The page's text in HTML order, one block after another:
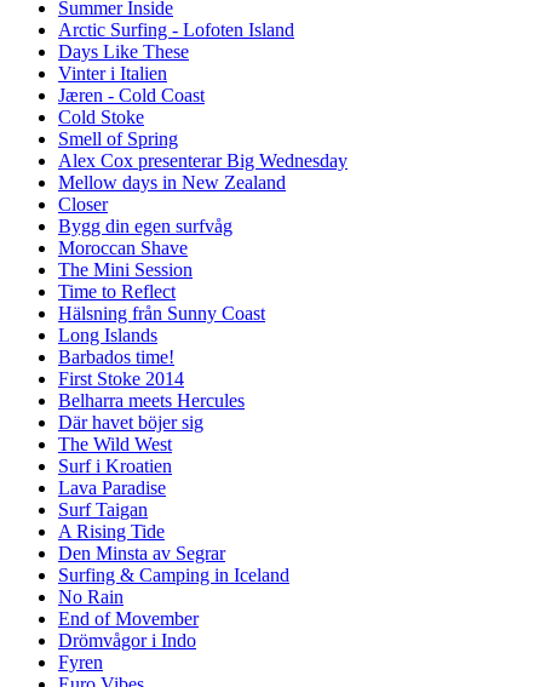
Summer Inside
Arctic Surfing - Lofoten Island
Days Like These
Vinter i Italien
Jæren - Cold Coast
Cold Stoke
Smell of Spring
Alex Cox presenterar Big Wednesday
Mellow days in New Zealand
Closer
Bygg din egen surfvåg
Moroccan Shave
The Mini Session
Time to Reflect
Hälsning från Sunny Coast
Long Islands
Barbados time!
First Stoke 2014
Belharra meets Hercules
Där havet böjer sig
The Wild West
Surf i Kroatien
Lava Paradise
Surf Taigan
A Rising Tide
Den Minsta av Segrar
Surfing & Camping in Iceland
No Rain
End of Movember
Drömvågor i Indo
Fyren